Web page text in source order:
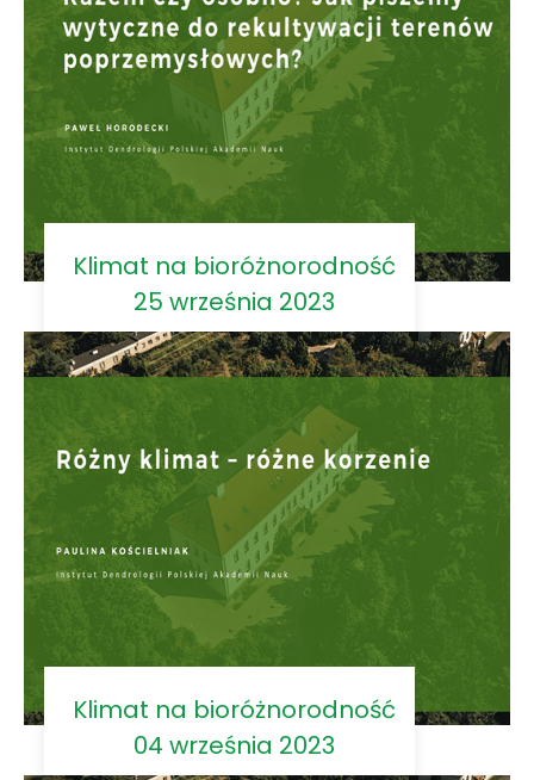
Klimat na bioróżnorodność
25 września 2023
Klimat na bioróżnorodność
04 września 2023